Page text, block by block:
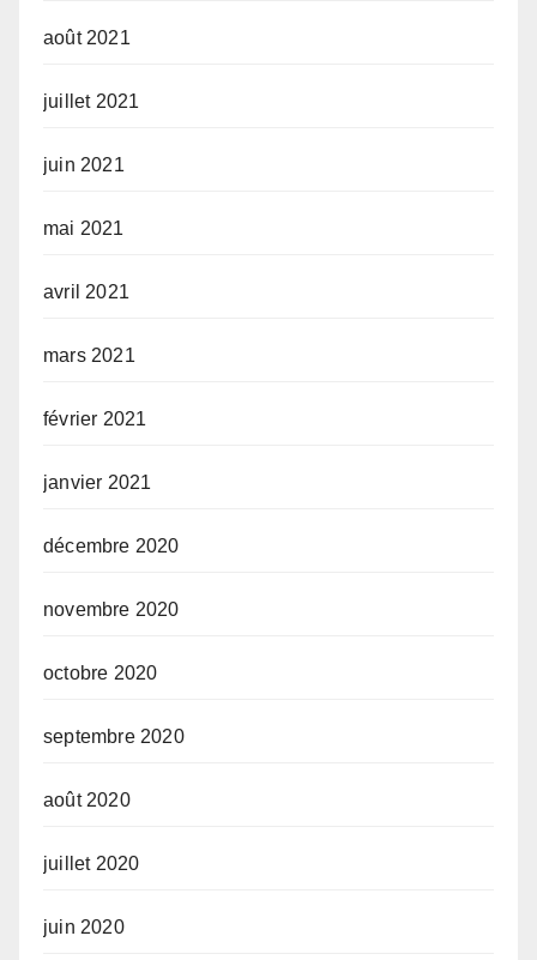
août 2021
juillet 2021
juin 2021
mai 2021
avril 2021
mars 2021
février 2021
janvier 2021
décembre 2020
novembre 2020
octobre 2020
septembre 2020
août 2020
juillet 2020
juin 2020